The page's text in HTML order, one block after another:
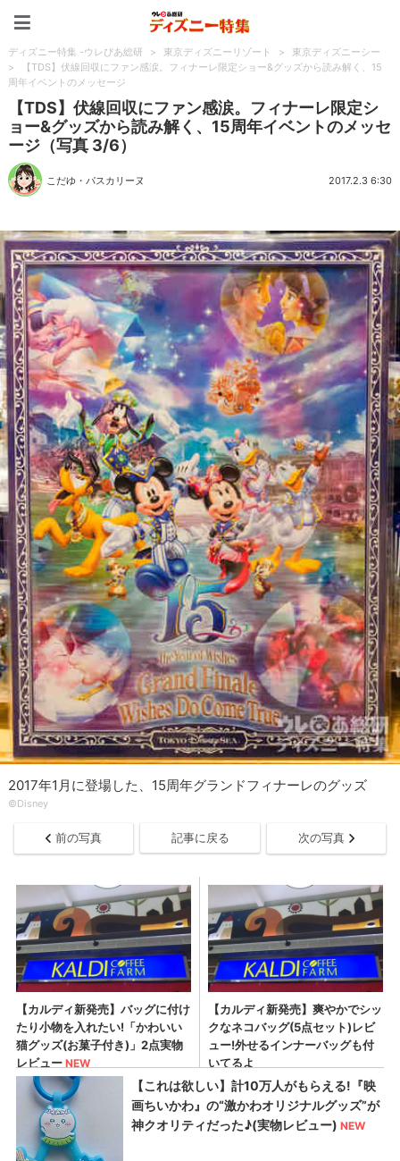
ディズニー特集 -ウレぴあ総研 > 東京ディズニーリゾート >
東京ディズニーシー
>
【TDS】伏線回収にファン感涙。フィナーレ限定ショー&グッズから読み解く、15
周年イベントのメッセージ
【TDS】伏線回収にファン感涙。フィナーレ限定シ
ョー&グッズから読み解く、15周年イベントのメッセ
ージ（写真 3/6）
こだゆ・パスカリーヌ 2017.2.3 6:30
2017年1月に登場した、15周年グランドフィナーレのグッズ
©Disney
前の写真 記事に戻る 次の写真